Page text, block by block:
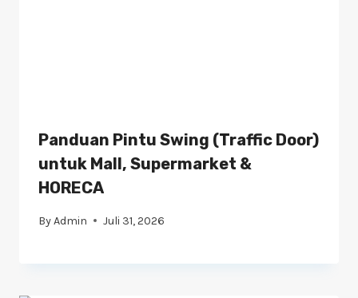
Panduan Pintu Swing (Traffic Door)
untuk Mall, Supermarket &
HORECA
ByAdmin Juli 31, 2026